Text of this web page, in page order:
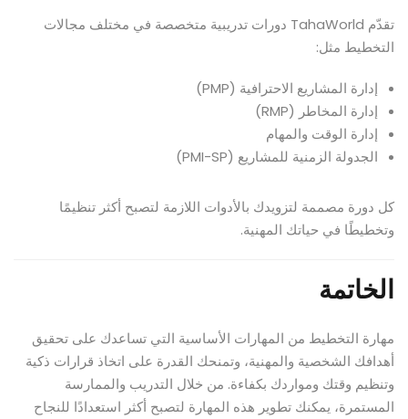
تقدّم TahaWorld دورات تدريبية متخصصة في مختلف مجالات
التخطيط مثل:
إدارة المشاريع الاحترافية (PMP)
إدارة المخاطر (RMP)
إدارة الوقت والمهام
الجدولة الزمنية للمشاريع (PMI-SP)
كل دورة مصممة لتزويدك بالأدوات اللازمة لتصبح أكثر تنظيمًا
وتخطيطًا في حياتك المهنية.
الخاتمة
مهارة التخطيط من المهارات الأساسية التي تساعدك على تحقيق
أهدافك الشخصية والمهنية، وتمنحك القدرة على اتخاذ قرارات ذكية
وتنظيم وقتك ومواردك بكفاءة. من خلال التدريب والممارسة
المستمرة، يمكنك تطوير هذه المهارة لتصبح أكثر استعدادًا للنجاح